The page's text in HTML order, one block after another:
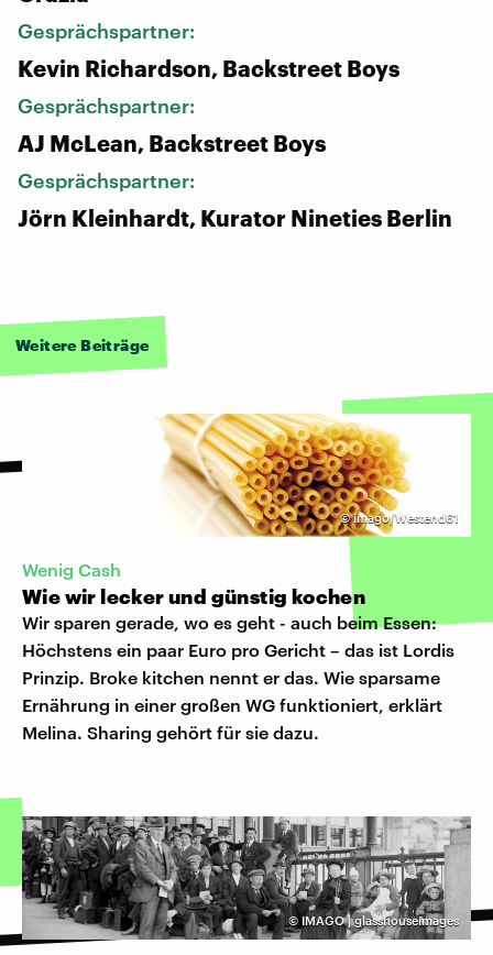
Gesprächspartner:
Kevin Richardson, Backstreet Boys
Gesprächspartner:
AJ McLean, Backstreet Boys
Gesprächspartner:
Jörn Kleinhardt, Kurator Nineties Berlin
Weitere Beiträge
©imago/Westend61
Wenig Cash
Wie wir lecker und günstig kochen
Wir sparen gerade, wo es geht - auch beim Essen:
Höchstens ein paar Euro pro Gericht – das ist Lordis
Prinzip. Broke kitchen nennt er das. Wie sparsame
Ernährung in einer großen WG funktioniert, erklärt
Melina. Sharing gehört für sie dazu.
© IMAGO | glasshouseimages